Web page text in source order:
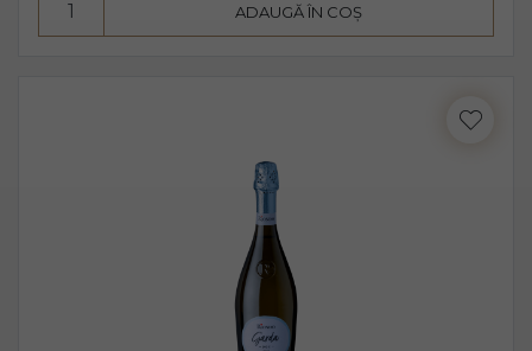
ADAUGĂ ÎN COȘ